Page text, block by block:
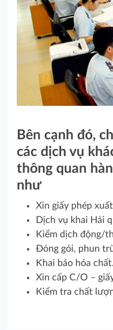
Bên cạnh đó,
các dịch vụ
thông quan
như
Xin giấy phép
Dịch vụ khai Hải
Kiểm dịch động/
Đóng gói, phun
Khai báo hóa chất.
Xin cấp C/O –
Kiểm tra chất